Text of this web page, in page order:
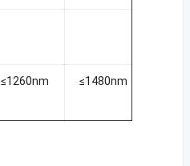
≤1260nm ≤1480nm